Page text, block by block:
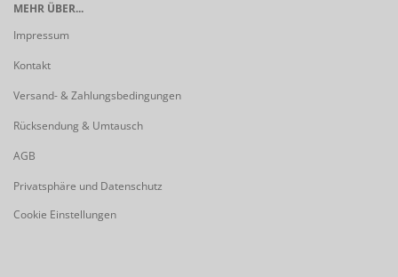
MEHR ÜBER...
Impressum
Kontakt
Versand- & Zahlungsbedingungen
Rücksendung & Umtausch
AGB
Privatsphäre und Datenschutz
Cookie Einstellungen